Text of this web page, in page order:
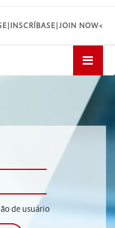
NOW<
de usuário